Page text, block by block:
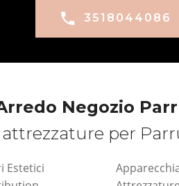
3518044086
Negozio
attrezzature per
Estetici